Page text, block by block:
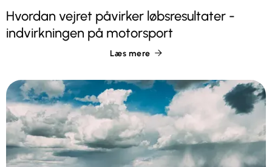
Hvordan vejret påvirker løbsresultater -
indvirkningen på motorsport
Læs mere 